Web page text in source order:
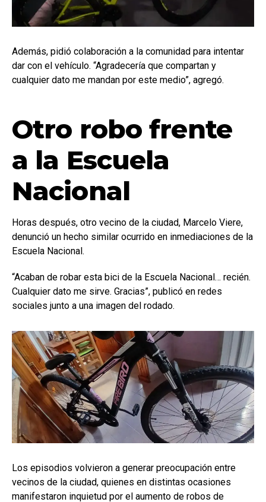
Además, pidió colaboración a la comunidad para intentar
dar con el vehículo. “Agradecería que compartan y
cualquier dato me mandan por este medio”, agregó.
Otro robo frente
a la Escuela
Nacional
Horas después, otro vecino de la ciudad, Marcelo Viere,
denunció un hecho similar ocurrido en inmediaciones de la
Escuela Nacional.
“Acaban de robar esta bici de la Escuela Nacional… recién.
Cualquier dato me sirve. Gracias”, publicó en redes
sociales junto a una imagen del rodado.
Los episodios volvieron a generar preocupación entre
vecinos de la ciudad, quienes en distintas ocasiones
manifestaron inquietud por el aumento de robos de